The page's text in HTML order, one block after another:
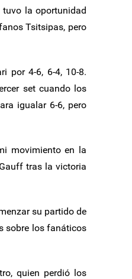
tuvo la oportunidad
Tsitsipas, pero
por 4-6, 6-4, 10-8.
set cuando los
igualar 6-6, pero
movimiento en la
tras la victoria
su partido de
sobre los fanáticos
quien perdió los